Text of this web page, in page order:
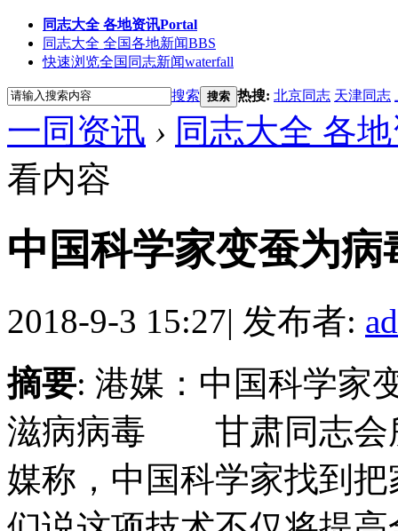
同志大全 各地资讯Portal
同志大全 全国各地新闻BBS
快速浏览全国同志新闻waterfall
搜索 搜索 热搜: 北京同志 天津同志
一同资讯 › 同志大全 各
看内容
中国科学家变蚕为
2018-9-3 15:27| 发布者:
摘要: 港媒：中国科学家
滋病病毒 甘肃同志会
媒称，中国科学家找到